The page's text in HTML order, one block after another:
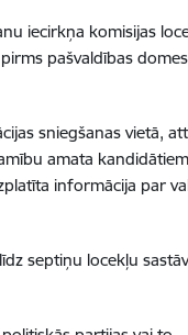
iecirkņa komisijas
pašvaldības domes
sniegšanas vietā,
amata kandidātiem
informācija par
septiņu locekļu